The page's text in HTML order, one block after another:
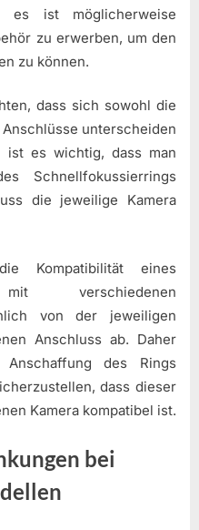
es ist möglicherweise
zu erwerben, um den
zu können.
dass sich sowohl die
unterscheiden
ist es wichtig, dass man
Schnellfokussierrings
die jeweilige Kamera
Kompatibilität eines
mit verschiedenen
von der jeweiligen
Anschluss ab. Daher
des Rings
dass dieser
Kamera kompatibel ist.
bei